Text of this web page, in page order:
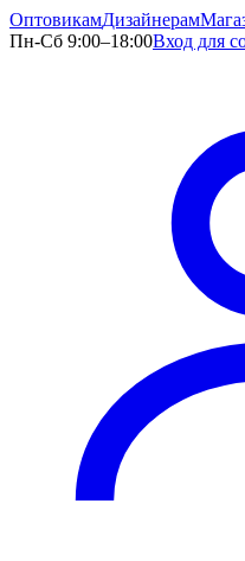
ОптовикамДизайнерам
Пн-Сб 9:00–18:00Вход для